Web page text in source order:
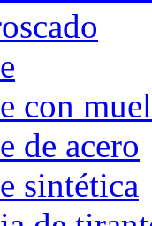
con
de acero
sintética